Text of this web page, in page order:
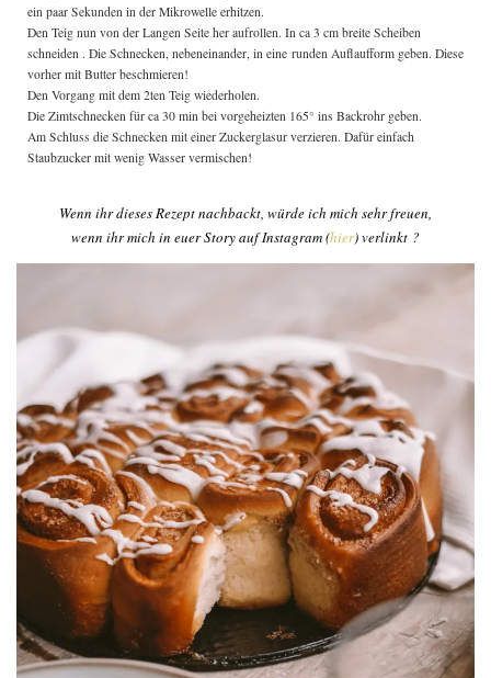
ein paar Sekunden in der Mikrowelle erhitzen.
Den Teig nun von der Langen Seite her aufrollen. In ca 3 cm breite Scheiben
schneiden . Die Schnecken, nebeneinander, in eine runden Auflaufform geben. Diese
vorher mit Butter beschmieren!
Den Vorgang mit dem 2ten Teig wiederholen.
Die Zimtschnecken für ca 30 min bei vorgeheizten 165° ins Backrohr geben.
Am Schluss die Schnecken mit einer Zuckerglasur verzieren. Dafür einfach
Staubzucker mit wenig Wasser vermischen!
Wenn ihr dieses Rezept nachbackt, würde ich mich sehr freuen,
wenn ihr mich in euer Story auf Instagram (hier) verlinkt ?